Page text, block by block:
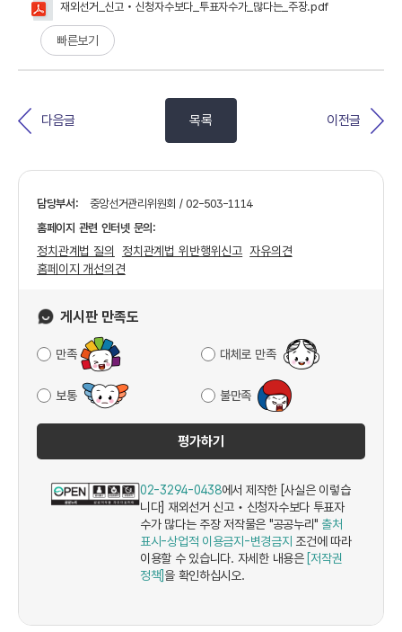
재외선거_신고‧신청자수보다_투표자수가_많다는_주장.pdf
빠른보기
다음글 이전글
목록
담당부서:
중앙선거관리위원회 / 02-503-1114
홈페이지 관련 인터넷 문의:
정치관계법 질의 정치관계법 위반행위신고 자유의견
홈페이지 개선의견
게시판 만족도
만족 대체로 만족
보통 불만족
평가하기
02-3294-0438에서 제작한 [사실은 이렇습
니다] 재외선거 신고‧신청자수보다 투표자
수가 많다는 주장 저작물은 "공공누리" 출처
표시-상업적 이용금지-변경금지 조건에 따라
이용할 수 있습니다. 자세한 내용은 [저작권
정책] 을 확인하십시오.